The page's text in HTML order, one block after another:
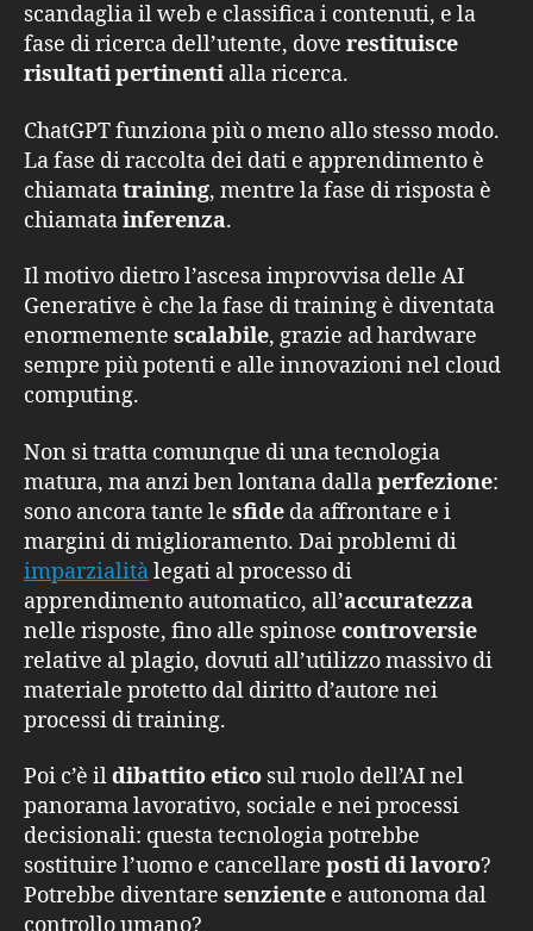
scandaglia il web e classifica i contenuti, e la
fase di ricerca dell’utente, dove restituisce
risultati pertinenti alla ricerca.
ChatGPT funziona più o meno allo stesso modo.
La fase di raccolta dei dati e apprendimento è
chiamatatraining, mentre la fase di risposta è
chiamatainferenza.
Il motivo dietro l’ascesa improvvisa delle AI
Generative è che la fase di training è diventata
enormemente scalabile, grazie ad hardware
sempre più potenti e alle innovazioni nel cloud
computing.
Non si tratta comunque di una tecnologia
matura, ma anzi ben lontana dallaperfezione:
sono ancora tante le sfide da affrontare e i
margini di miglioramento. Dai problemi di
imparzialitàlegati al processo di
apprendimento automatico, all’accuratezza
nelle risposte, fino alle spinose controversie
relative al plagio, dovuti all’utilizzo massivo di
materiale protetto dal diritto d’autore nei
processi di training.
Poi c’è ildibattito etico sul ruolo dell’AI nel
panorama lavorativo, sociale e nei processi
decisionali: questa tecnologia potrebbe
sostituire l’uomo e cancellare posti di lavoro?
Potrebbe diventare senziente e autonoma dal